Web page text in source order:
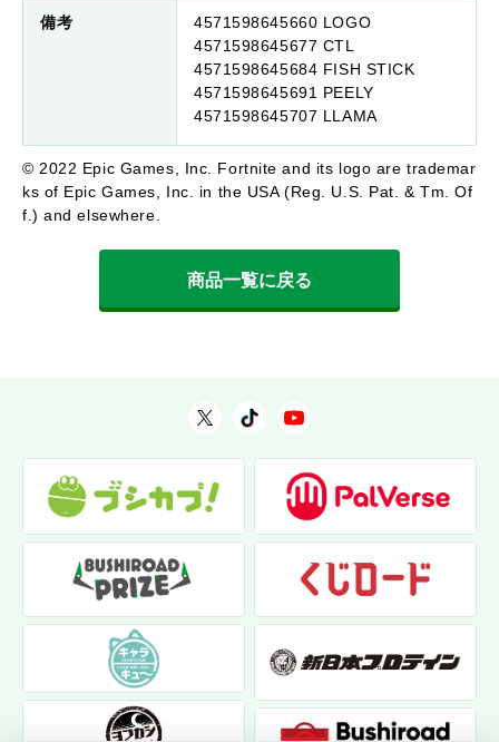
備考
4571598645660 LOGO
4571598645677 CTL
4571598645684 FISH STICK
4571598645691 PEELY
4571598645707 LLAMA
© 2022 Epic Games, Inc. Fortnite and its logo are trademar
ks of Epic Games, Inc. in the USA (Reg. U.S. Pat. & Tm. Of
f.) and elsewhere.
商品一覧に戻る